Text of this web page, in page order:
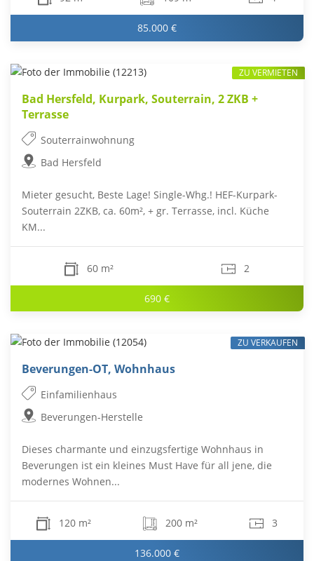
85.000 €
Bad Hersfeld, Kurpark, Souterrain, 2 ZKB +
Terrasse
Souterrainwohnung
Bad Hersfeld
Mieter gesucht, Beste Lage! Single-Whg.! HEF-Kurpark-
Souterrain 2ZKB, ca. 60m², + gr. Terrasse, incl. Küche
KM...
60 m² 2
690 €
ZU VERMIETEN
Beverungen-OT, Wohnhaus
Einfamilienhaus
Beverungen-Herstelle
Dieses charmante und einzugsfertige Wohnhaus in
Beverungen ist ein kleines Must Have für all jene, die
modernes Wohnen...
120 m² 200 m² 3
136.000 €
ZU VERKAUFEN